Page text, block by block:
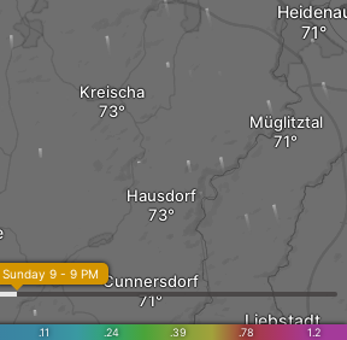
Cunnersdorf
Liebstadt
Kreischa
Hausdorf
Müglitztal
.11 .24 .39 .78 1.2
Sunday 9 - 9 PM